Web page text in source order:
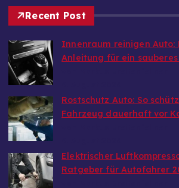
Recent Post
Innenraum reinigen Auto:
Anleitung für ein
Rostschutz Auto: So
Fahrzeug dauerhaft vor
Elektrischer
Ratgeber für Autofahrer